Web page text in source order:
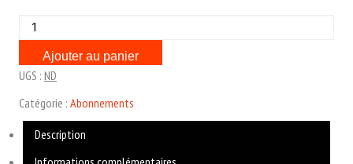
quantité
de
***Adhésion
Club
James
France
2026***
Ajouter au panier
UGS : ND
Catégorie : Abonnements
Description